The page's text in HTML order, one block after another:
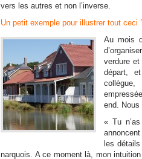
vers les autres et non l’inverse.
Un petit exemple pour illustrer tout ceci
Au mois
verdure et
départ,
end.
« Tu
les
narquois. A ce moment là, mon